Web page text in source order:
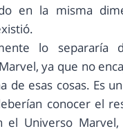
en la misma
lo separaría
ya que no
de esas cosas. Es
conocer el
el Universo